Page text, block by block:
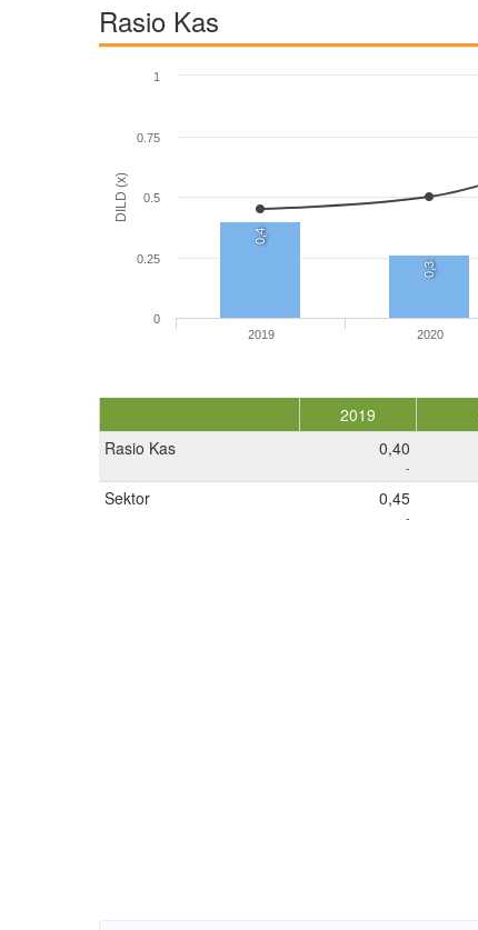
Rasio Kas
DILD (x)
0,4
0,3
2019 2020
0
0.25
0.5
0.75
1
2019
Rasio Kas
0,40
-
Sektor 0,45
-